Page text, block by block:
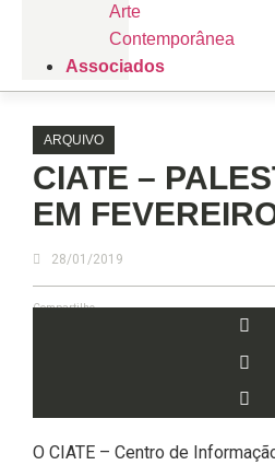
Arte
Contemporânea
Associados
ARQUIVO
CIATE –
EM
28/01/2019
Compartilhe
O CIATE – Centro de